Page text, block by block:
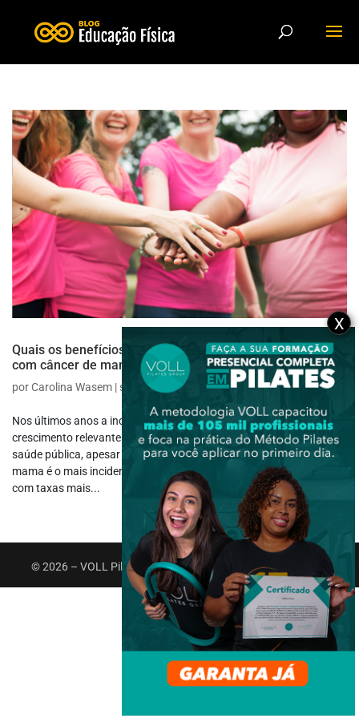
Quais os benefícios do exercício físico para mulheres
com câncer de mama?
porCarolina Wasem | set 18, 2023| Reabilitação
Nos últimos anos a incidência de câncer de mama (CM) teve um
crescimento relevante e vem sendo cada vez mais um problema de
saúde pública, apesar dos avanços no tratamento. O câncer de
mama é o mais incidente em mulheres de todas as regiões do Brasil,
com taxas mais...
© 2026 – VOLL Pilates Group. Todos os direitos reservados.
X